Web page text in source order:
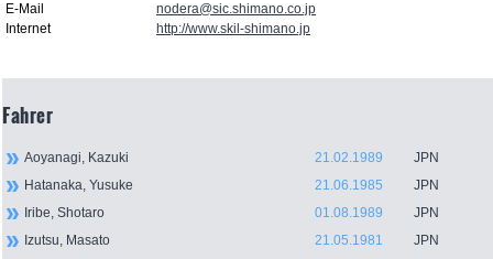
E-Mail
nodera@sic.shimano.co.jp
Internet
http://www.skil-shimano.jp
Fahrer
Aoyanagi, Kazuki 21.02.1989
JPN
Hatanaka, Yusuke
21.06.1985
JPN
Iribe, Shotaro
01.08.1989
JPN
Izutsu, Masato
21.05.1981
JPN